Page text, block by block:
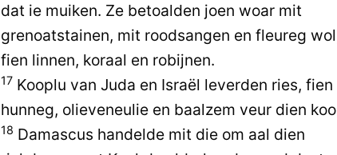
dat ie muiken. Ze betoalden joen woar mit
grenoatstainen, mit roodsangen en fleureg
fien linnen, koraal en robijnen.
17 Kooplu van Juda en Israël leverden ries, fien
hunneg, olieveneulie en baalzem veur dien
18 Damascus handelde mit die om aal dien